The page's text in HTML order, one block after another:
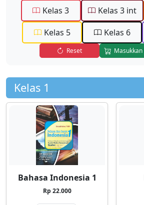
Kelas 3
Kelas 3 int
Kelas 5
Kelas 6
Reset
Kelas 1
Bahasa Indonesia 1
Rp 22.000